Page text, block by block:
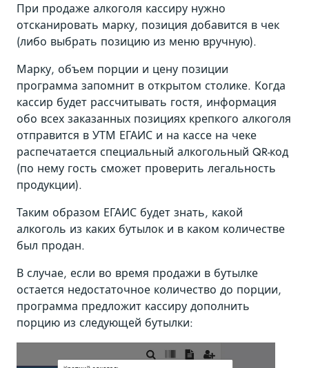
При продаже алкоголя кассиру нужно
отсканировать марку, позиция добавится в чек
(либо выбрать позицию из меню вручную).
Марку, объем порции и цену позиции
программа запомнит в открытом столике. Когда
кассир будет рассчитывать гостя, информация
обо всех заказанных позициях крепкого алкоголя
отправится в УТМ ЕГАИС и на кассе на чеке
распечатается специальный алкогольный QR-код
(по нему гость сможет проверить легальность
продукции).
Таким образом ЕГАИС будет знать, какой
алкоголь из каких бутылок и в каком количестве
был продан.
В случае, если во время продажи в бутылке
остается недостаточное количество до порции,
программа предложит кассиру дополнить
порцию из следующей бутылки: